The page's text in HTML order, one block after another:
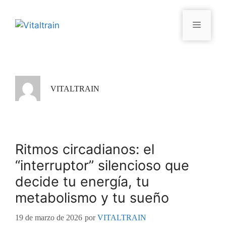
VITALTRAIN
Ritmos circadianos: el
“interruptor” silencioso que
decide tu energía, tu
metabolismo y tu sueño
19 de marzo de 2026 porVITALTRAIN